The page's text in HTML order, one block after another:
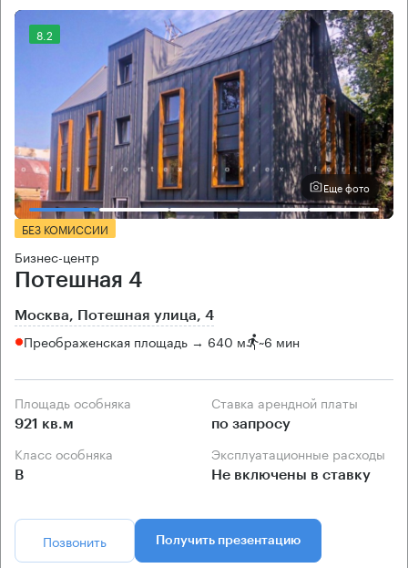
8.2
Еще фото
БЕЗ КОМИССИИ
Бизнес-центр
Потешная 4
Москва, Потешная улица, 4
Преображенская площадь → 640 м ~6 мин
Площадь особняка
921 кв.м
Ставка арендной платы
по запросу
Класс особняка
B
Эксплуатационные расходы
Не включены в ставку
Позвонить Получить презентацию